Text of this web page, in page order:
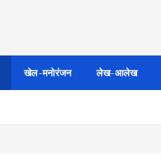
खेल-मनोरंजन लेख-आलेख